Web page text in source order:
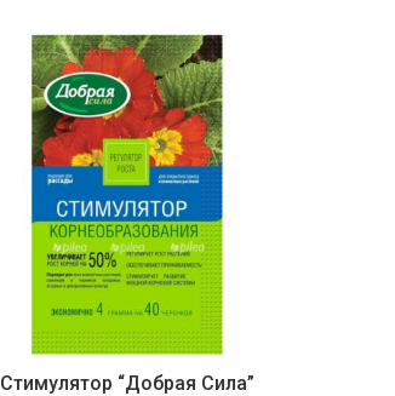
Стимулятор “Добрая Сила”